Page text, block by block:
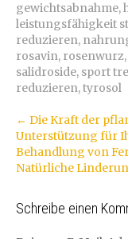
gewichtsabnahme,
leistungsfähigkeit
reduzieren,
rosavin, rosenwurz,
salidroside, sport
reduzieren,tyrosol
Artikel-
Navigation
← Die Kraft der
Unterstützung für
Behandlung von
Natürliche
Schreibe einen